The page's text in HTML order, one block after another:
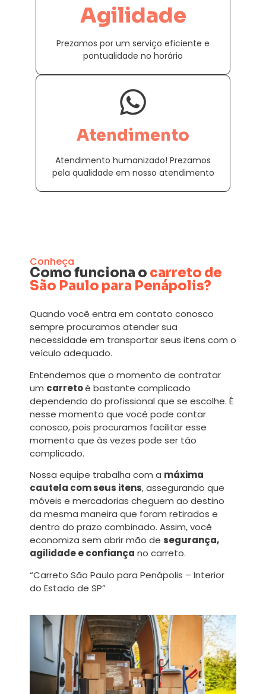
Agilidade
Prezamos por um serviço eficiente e
pontualidade no horário
Atendimento
Atendimento humanizado! Prezamos
pela qualidade em nosso atendimento
Conheça
Como funciona o carreto de
São Paulo para Penápolis?
Quando você entra em contato conosco
sempre procuramos atender sua
necessidade em transportar seus itens com o
veículo adequado.
Entendemos que o momento de contratar
um carretoé bastante complicado
dependendo do profissional que se escolhe. É
nesse momento que você pode contar
conosco, pois procuramos facilitar esse
momento que às vezes pode ser tão
complicado.
Nossa equipe trabalha com a máxima
cautela com seus itens, assegurando que
móveis e mercadorias cheguem ao destino
da mesma maneira que foram retirados e
dentro do prazo combinado. Assim, você
economiza sem abrir mão de segurança,
agilidade e confiança no carreto.
“Carreto São Paulo para Penápolis – Interior
do Estado de SP”